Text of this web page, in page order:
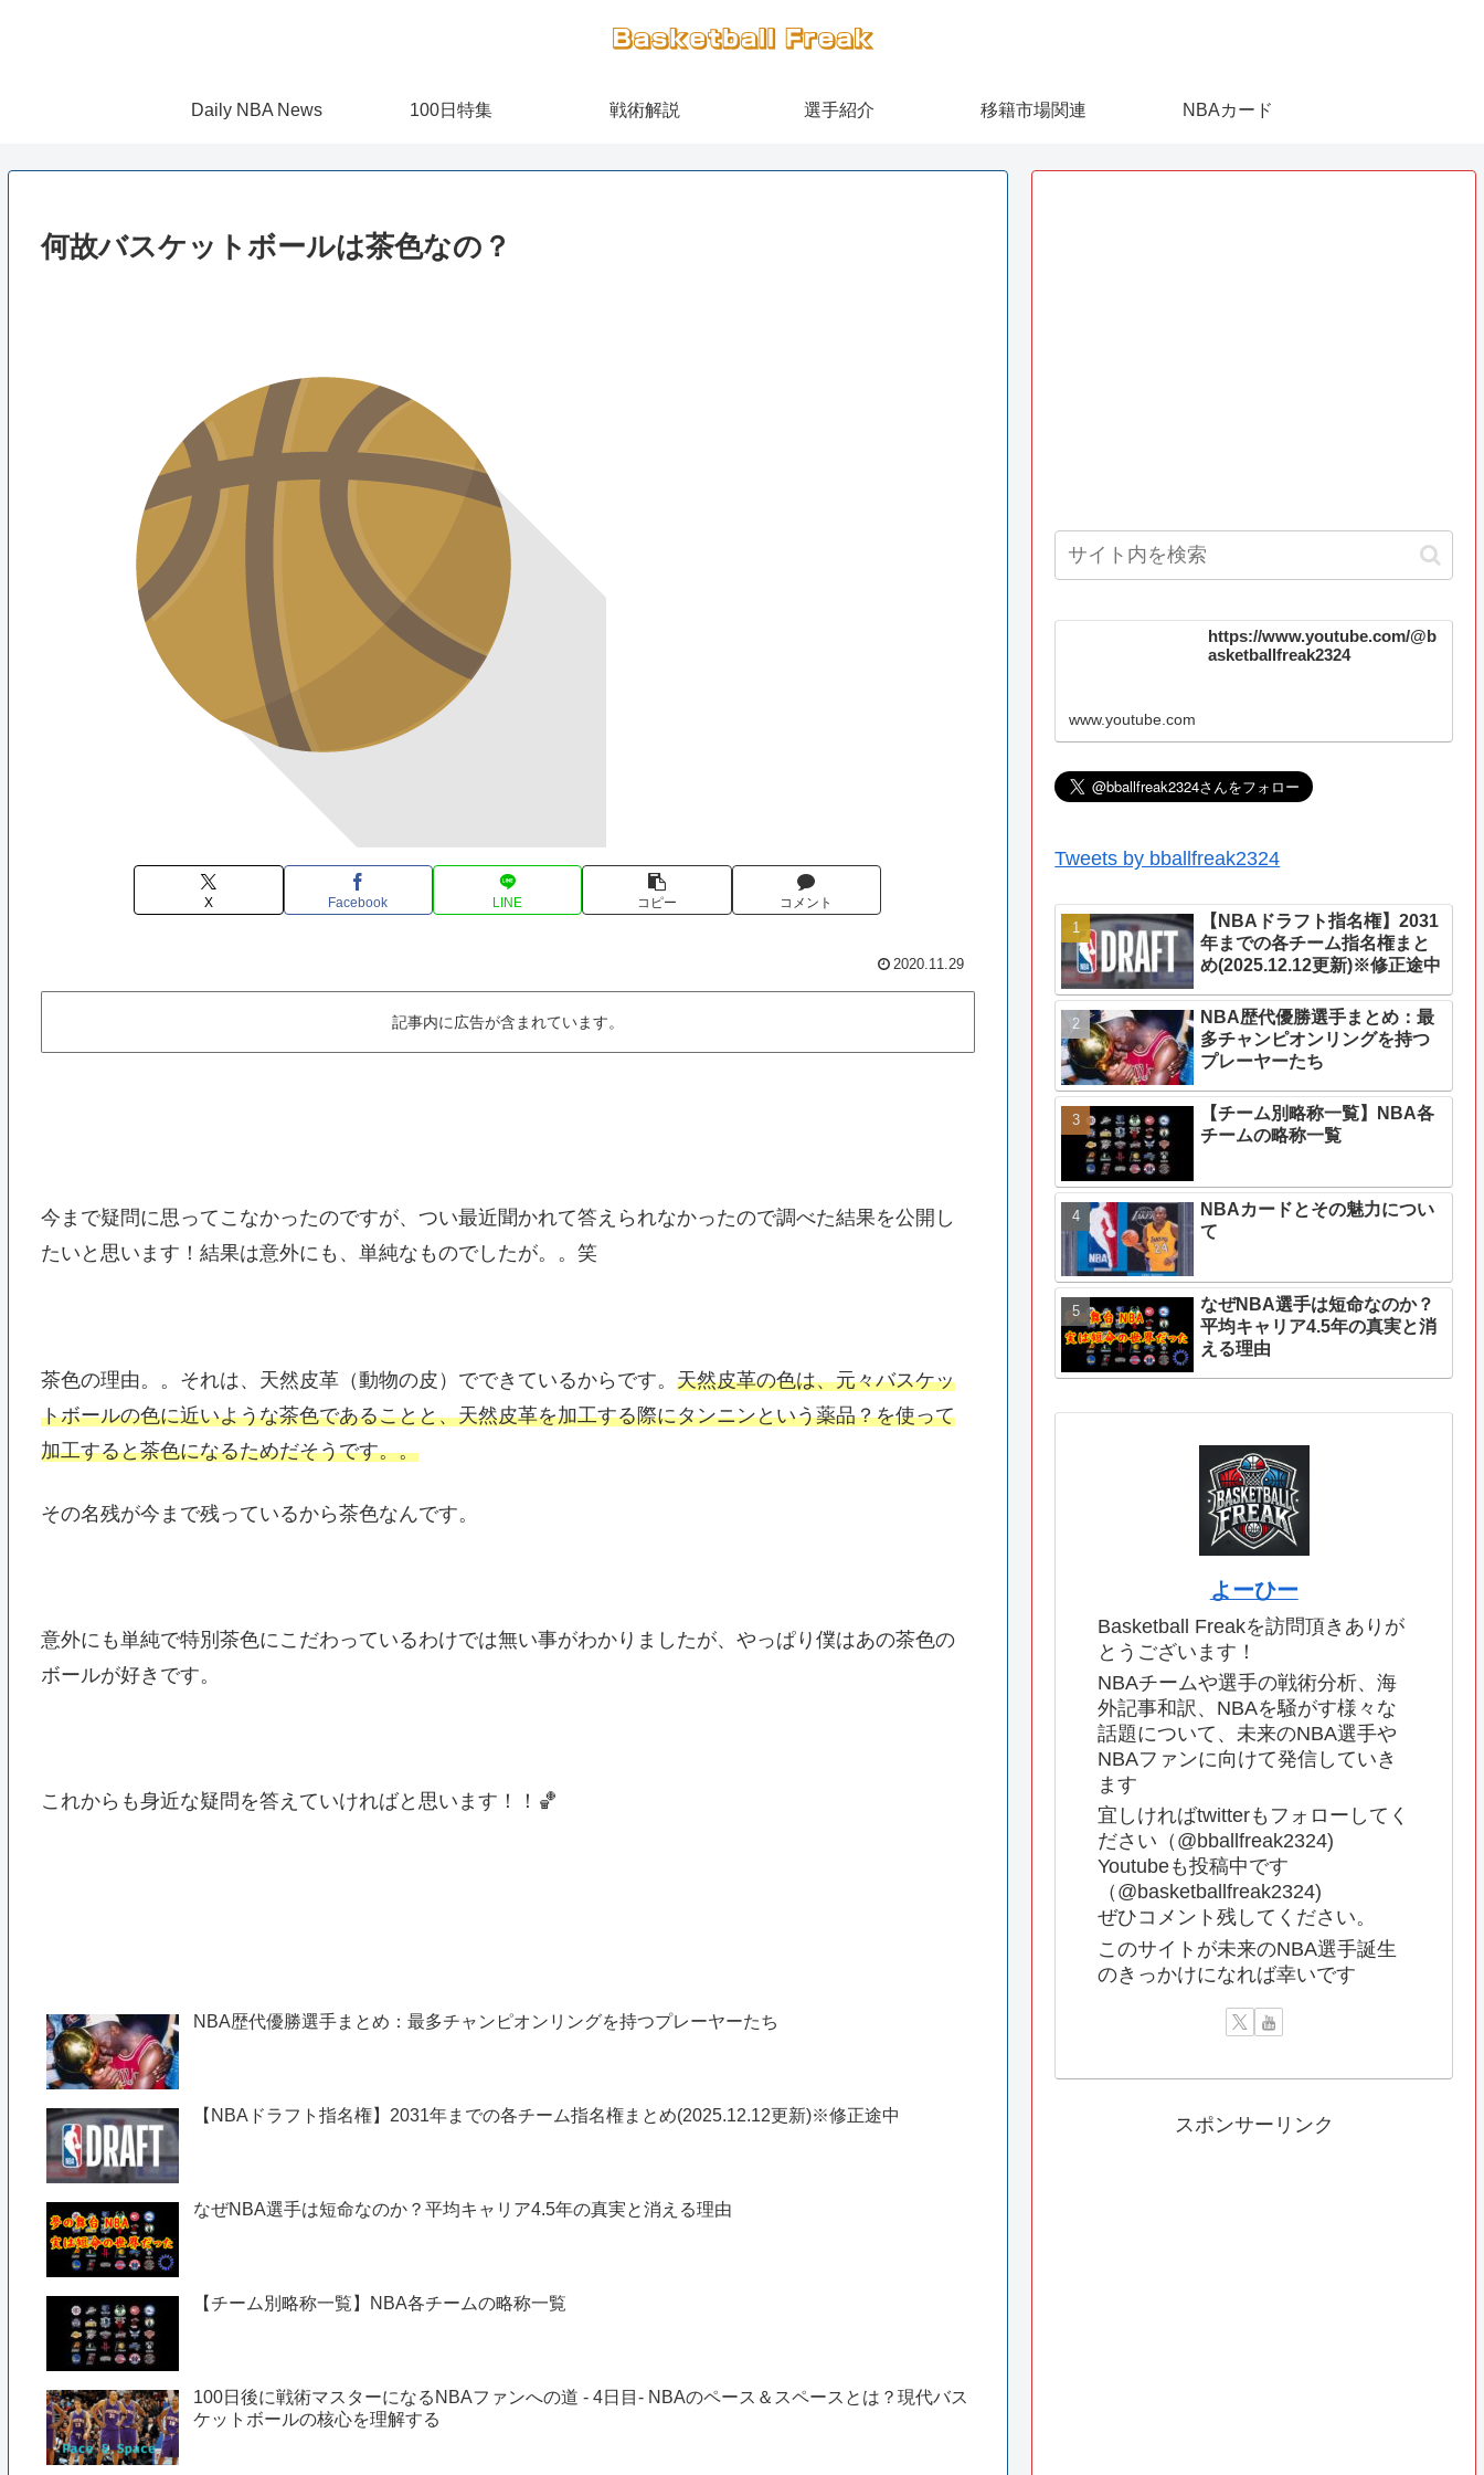
Daily NBA News 100日特集 戦術解説 選手紹介 移籍市場関連 NBAカード
何故バスケットボールは茶色なの？
X Facebook LINE コピー コメント
2020.11.29
記事内に広告が含まれています。
今まで疑問に思ってこなかったのですが、つい最近聞かれて答えられなかったので調べた結果を公開し
たいと思います！結果は意外にも、単純なものでしたが。。笑
茶色の理由。。それは、天然皮革（動物の皮）でできているからです。 天然皮革の色は、元々バスケッ
トボールの色に近いような茶色であることと、天然皮革を加工する際にタンニンという薬品？を使って
加工すると茶色になるためだそうです。。
その名残が今まで残っているから茶色なんです。
意外にも単純で特別茶色にこだわっているわけでは無い事がわかりましたが、やっぱり僕はあの茶色の
ボールが好きです。
これからも身近な疑問を答えていければと思います！！🏀
NBA歴代優勝選手まとめ：最多チャンピオンリングを持つプレーヤーたち
【NBAドラフト指名権】2031年までの各チーム指名権まとめ(2025.12.12更新)※修正途中
なぜNBA選手は短命なのか？平均キャリア4.5年の真実と消える理由
【チーム別略称一覧】NBA各チームの略称一覧
100日後に戦術マスターになるNBAファンへの道 - 4日目- NBAのペース＆スペースとは？現代バス
ケットボールの核心を理解する
https://www.youtube.com/@b
asketballfreak2324
www.youtube.com
Tweets by bballfreak2324
【NBAドラフト指名権】2031
年までの各チーム指名権まと
め(2025.12.12更新)※修正途中
NBA歴代優勝選手まとめ：最
多チャンピオンリングを持つ
プレーヤーたち
【チーム別略称一覧】NBA各
チームの略称一覧
NBAカードとその魅力につい
て
なぜNBA選手は短命なのか？
平均キャリア4.5年の真実と消
える理由
よーひー
Basketball Freakを訪問頂きありが
とうございます！
NBAチームや選手の戦術分析、海
外記事和訳、NBAを騒がす様々な
話題について、未来のNBA選手や
NBAファンに向けて発信していき
ます
宜しければtwitterもフォローしてく
ださい（@bballfreak2324)
Youtubeも投稿中です
（@basketballfreak2324)
ぜひコメント残してください。
このサイトが未来のNBA選手誕生
のきっかけになれば幸いです
スポンサーリンク